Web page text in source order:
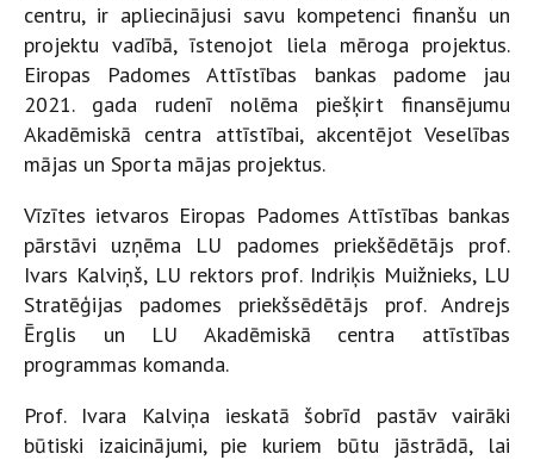
centru, ir apliecinājusi savu kompetenci finanšu un
projektu vadībā, īstenojot liela mēroga projektus.
Eiropas Padomes Attīstības bankas padome jau
2021. gada rudenī nolēma piešķirt finansējumu
Akadēmiskā centra attīstībai, akcentējot Veselības
mājas un Sporta mājas projektus.
Vīzītes ietvaros Eiropas Padomes Attīstības bankas
pārstāvi uzņēma LU padomes priekšēdētājs prof.
Ivars Kalviņš, LU rektors prof. Indriķis Muižnieks, LU
Stratēģijas padomes priekšsēdētājs prof. Andrejs
Ērglis un LU Akadēmiskā centra attīstības
programmas komanda.
Prof. Ivara Kalviņa ieskatā šobrīd pastāv vairāki
būtiski izaicinājumi, pie kuriem būtu jāstrādā, lai